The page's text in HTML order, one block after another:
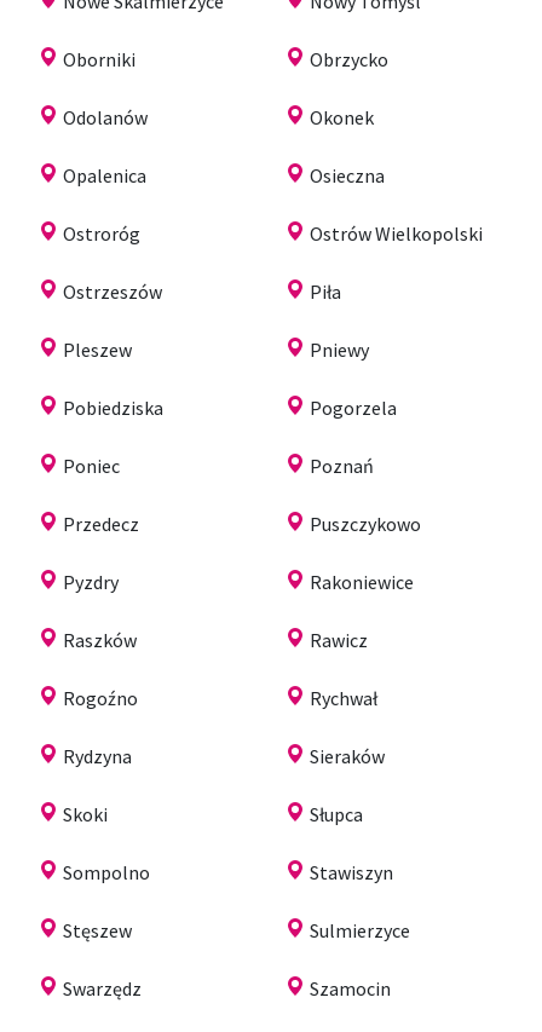
Oborniki Obrzycko
Odolanów Okonek
Opalenica Osieczna
Ostroróg Ostrów Wielkopolski
Ostrzeszów Piła
Pleszew Pniewy
Pobiedziska Pogorzela
Poniec Poznań
Przedecz Puszczykowo
Pyzdry Rakoniewice
Raszków Rawicz
Rogoźno Rychwał
Rydzyna Sieraków
Skoki Słupca
Sompolno Stawiszyn
Stęszew Sulmierzyce
Swarzędz Szamocin